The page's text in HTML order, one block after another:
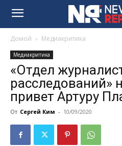
Домой Медиакритика
Медиакритика
«Отдел
расследований»
привет Артуру
От Сергей Ким - 10/09/2020